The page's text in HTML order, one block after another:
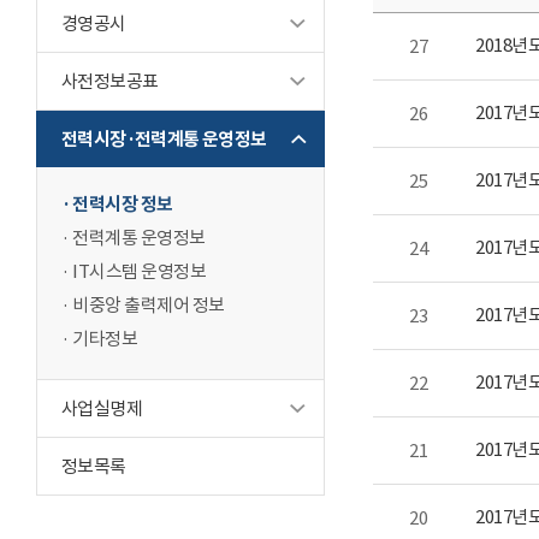
경영공시
사전정보공표
전력시장·전력계통 운영정보
전력시장 정보
전력계통 운영정보
IT시스템 운영정보
비중앙 출력제어 정보
기타정보
사업실명제
정보목록
27 2018년
26 2017년
25 2017년
24 2017년
23 2017년
22 2017년
21 2017년
20 2017년